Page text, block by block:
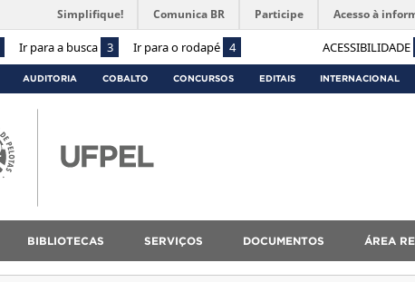
Ir para a busca 3 Ir para o rodapé 4 ACESSIBILIDADE
Simplifique! Comunica BR Participe Acesso à
AUDITORIA COBALTO CONCURSOS EDITAIS INTERNACIONAL
BIBLIOTECAS SERVIÇOS DOCUMENTOS ÁREA